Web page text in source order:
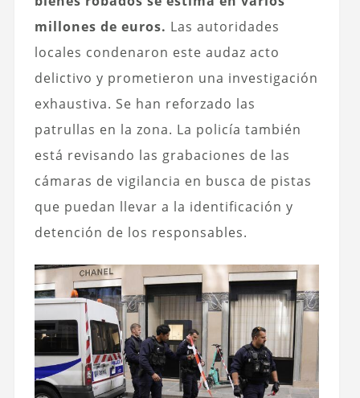
millones de euros. Las autoridades
locales condenaron este audaz acto
delictivo y prometieron una investigación
exhaustiva. Se han reforzado las
patrullas en la zona. La policía también
está revisando las grabaciones de las
cámaras de vigilancia en busca de pistas
que puedan llevar a la identificación y
detención de los responsables.